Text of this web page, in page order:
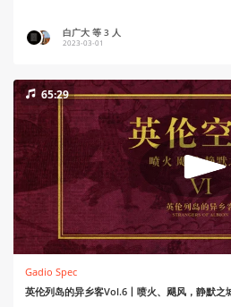
白广大 等 3 人
2023-03-01
65:29
Gadio Spec
英伦列岛的异乡客Vol.6丨喷火、飓风，静默之